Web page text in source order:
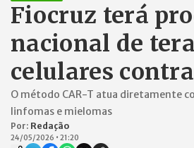
Fiocruz terá
nacional de
celulares
O método CAR-T atua diretamente
linfomas e mielomas
Por: Redação
24/05/2026 • 21:20